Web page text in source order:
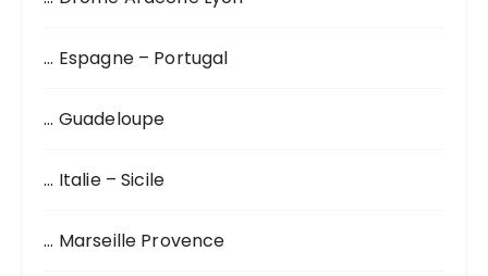
… Espagne – Portugal
… Guadeloupe
… Italie – Sicile
… Marseille Provence